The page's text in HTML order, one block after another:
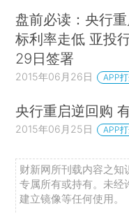
盘前必读：央行
标利率走低 亚投
29日签署
2015年06月26日 APP
央行重启逆回购
2015年06月25日 APP
财新网所刊载内容之知
专属所有或持有。未经
建立镜像等任何使用。